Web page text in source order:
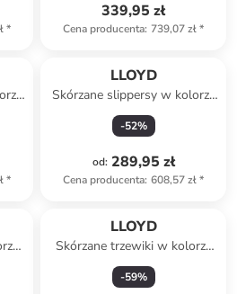
*
339,95 zł
Cena producenta: 739,07 zł*
*
LLOYD
Skórzane slippersy w kolorze
beżowym
-52%
od: 289,95 zł
Cena producenta: 608,57 zł*
LLOYD
Skórzane trzewiki w kolorze
czarnym
-59%